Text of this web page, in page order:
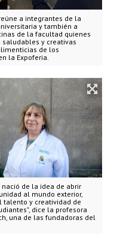
a integrantes de la
y también a
de la facultad quienes
saludables y creativas
de los
la Expoferia.
nació de la idea de abrir
al mundo exterior,
talento y creatividad de
dice la profesora
una de las fundadoras del